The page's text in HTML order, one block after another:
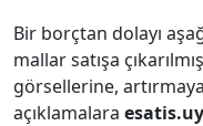
Bir borçtan dolayı
mallar satışa
görsellerine,
açıklamalara